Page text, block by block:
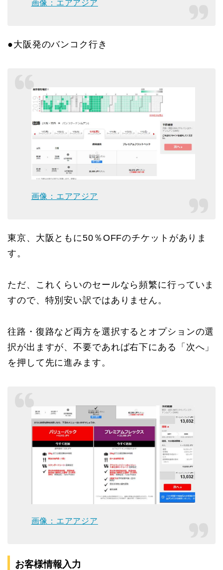
画像：エアアジア
●大阪発のバンコク行き
画像：エアアジア
東京、大阪ともに50％OFFのチケットがありま
す。
ただ、これくらいのセールなら頻繁に行っていま
すので、特別安い訳ではありません。
往路・復路など両方を選択するとオプションの選
択が出ますが、不要であれば右下にある「次へ」
を押して先に進みます。
画像：エアアジア
お客様情報入力